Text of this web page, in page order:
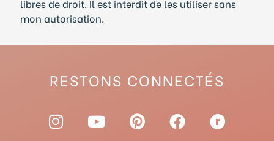
libres de droit. Il est interdit de les utiliser sans
mon autorisation.
RESTONS CONNECTÉS
I
n
Y
o
P
i
F
a
R
a